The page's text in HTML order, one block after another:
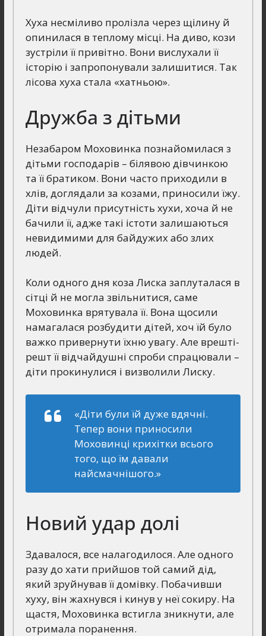
Хуха несміливо пролізла через щілину й
опинилася в теплому місці. На диво, кози
зустріли її привітно. Вони вислухали її
історію і запропонували залишитися. Так
лісова хуха стала «хатньою».
Дружба з дітьми
Незабаром Моховинка познайомилася з
дітьми господарів – білявою дівчинкою
та її братиком. Вони часто приходили в
хлів, доглядали за козами, приносили їжу.
Діти відчули присутність хухи, хоча й не
бачили її, адже такі істоти залишаються
невидимими для байдужих або злих
людей.
Коли одного дня коза Лиска заплуталася в
сітці й не могла звільнитися, саме
Моховинка врятувала її. Вона щосили
намагалася розбудити дітей, хоч їй було
важко привернути їхню увагу. Але врешті-
решт її відчайдушні спроби спрацювали –
діти прокинулися і визволили Лиску.
«Діти були їй дуже вдячні.
Тепер вони приносили
Моховинці крихітки всього
того, що їм давали
найсмачнішого.»
Новий удар долі
Здавалося, все налагодилося. Але одного
разу до хати прийшов той самий дід,
який зруйнував її домівку. Побачивши
хуху, він жахнувся і кинув у неї сокиру. На
щастя, Моховинка встигла зникнути, але
отримала поранення.